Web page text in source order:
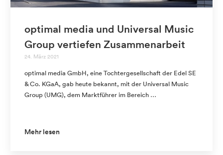
optimal media und Universal Music
Group vertiefen Zusammenarbeit
24. März 2021
optimal media GmbH, eine Tochtergesellschaft der Edel SE
& Co. KGaA, gab heute bekannt, mit der Universal Music
Group (UMG), dem Marktführer im Bereich …
Mehr lesen